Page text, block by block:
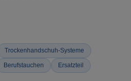
Trockenhandschuh-Systeme
Berufstauchen Ersatzteil